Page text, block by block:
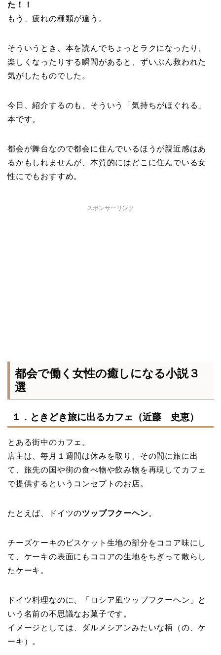
た！！
もう、疲れの種類が違う。
そういうとき、本を読んでちょっとラクになったり、
楽しくなったりする瞬間があると、ずいぶん救われた
気がしたものでした。
今日、紹介するのも、そういう「気持ちがほぐれる」
本です。
都会が舞台なので都会に住んでいるほうが親近感はあ
るかもしれませんが、本質的にはどこに住んでいる女
性にでもおすすめ。
スポンサーリンク
都会で働く女性の癒しになる小説３
選
１．ときどき旅に出るカフェ（近藤 史恵）
とある街中のカフェ。
店主は、毎月１週間は休みを取り、その間に旅に出
て、旅先の国や街の食べ物や飲み物を再現してカフェ
で提供するというコンセプトのお店。
たとえば、ドイツのツップフクーヘン。
チーズケーキのビスケット生地の部分をココア味にし
て、ケーキの表面にもココアの生地をちぎって散らし
たケーキ。
ドイツ料理なのに、「ロシア風ツップフクーヘン」と
いう名前の不思議なお菓子です。
イメージとしては、ダルメシアンみたいな柄（の、ケ
ーキ）。